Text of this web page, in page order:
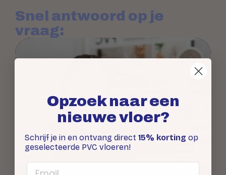
Snel antwoord op je
vraag:
Opzoek naar een
nieuwe vloer?
Schrijf je in en ontvang direct 15% korting op
geselecteerde PVC vloeren!
Email